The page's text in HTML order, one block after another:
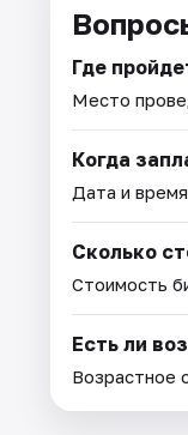
Где
Место
Когда
Дата и
Сколько
Стоимость
Есть ли
Возрастное